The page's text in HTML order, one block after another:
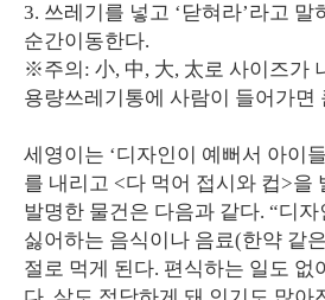
3. 쓰레기를 넣고 ‘닫혀라’라고 말
순간이동한다.
※주의: 小, 中, 大, 太로 사이즈가
용량쓰레기통에 사람이 들어가면
세영이는 ‘디자인이 예뻐서 아이
를 내리고 <다 먹어 접시와 컵>을
발명한 물건은 다음과 같다. “디
싫어하는 음식이나 음료(한약 같
절로 먹게 된다. 편식하는 일도 없